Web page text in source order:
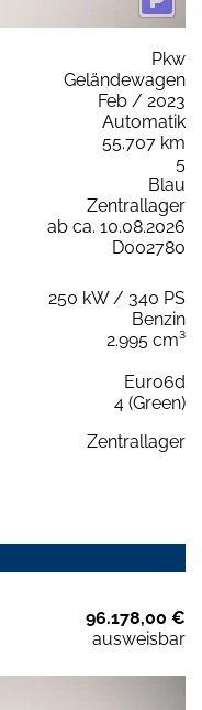
Pkw
Geländewagen
Feb / 2023
Automatik
55.707 km
5
Blau
Zentrallager
ab ca. 10.08.2026
D002780
250 kW / 340 PS
Benzin
2.995 cm³
Euro6d
4 (Green)
Zentrallager
96.178,00 €
ausweisbar